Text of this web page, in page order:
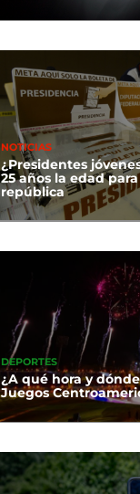
NOTICIAS
¿Presidentes
25 años la edad
república
DEPORTES
¿A qué hora y
Juegos